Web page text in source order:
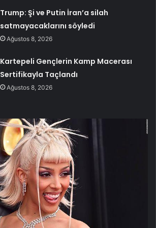
Trump: Şi ve Putin İran’a silah
satmayacaklarını söyledi
Ağustos 8, 2026
Kartepeli Gençlerin Kamp Macerası
Sertifikayla Taçlandı
Ağustos 8, 2026